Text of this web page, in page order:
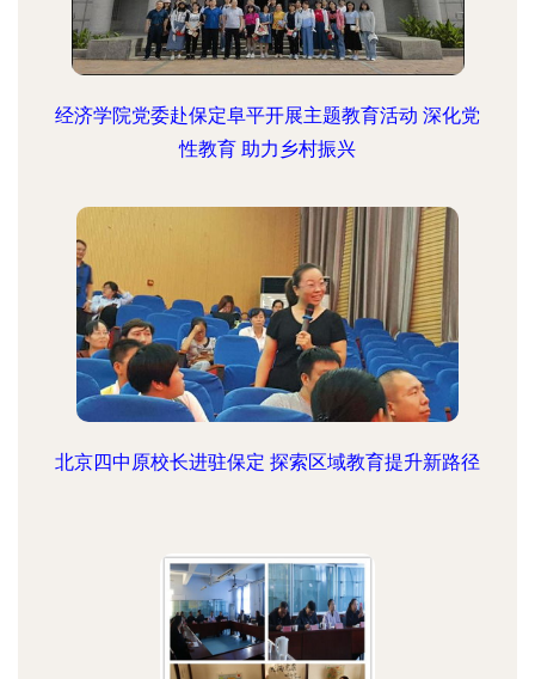
经济学院党委赴保定阜平开展主题教育活动 深化党
性教育 助力乡村振兴
北京四中原校长进驻保定 探索区域教育提升新路径